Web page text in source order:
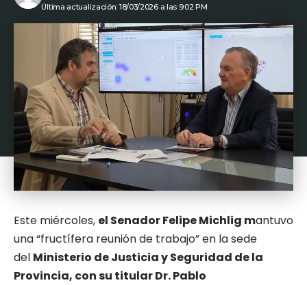
Última actualización: 18/03/2026 a las 9:02 PM
Este miércoles, el Senador Felipe Michlig mantuvo
una “fructífera reunión de trabajo” en la sede
del Ministerio de Justicia y Seguridad de la
Provincia, con su titular Dr. Pablo